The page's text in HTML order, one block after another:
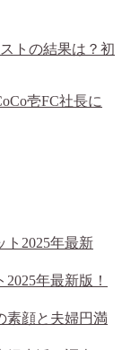
トの結果は？初
壱FC社長に
ト2025年最新
年最新版！
素顔と夫婦円満